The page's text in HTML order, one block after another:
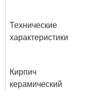
Технические
характеристики
Кирпич
керамический